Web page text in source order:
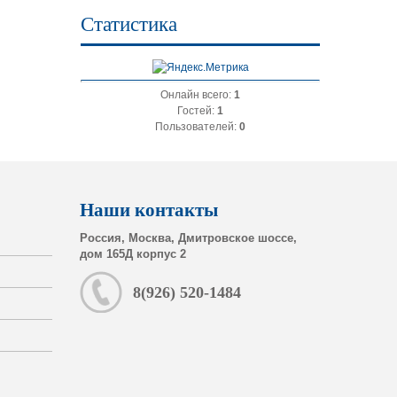
Статистика
Онлайн всего: 1
Гостей: 1
Пользователей: 0
Наши контакты
Россия, Москва, Дмитровское шоссе,
дом 165Д корпус 2
8(926) 520-1484